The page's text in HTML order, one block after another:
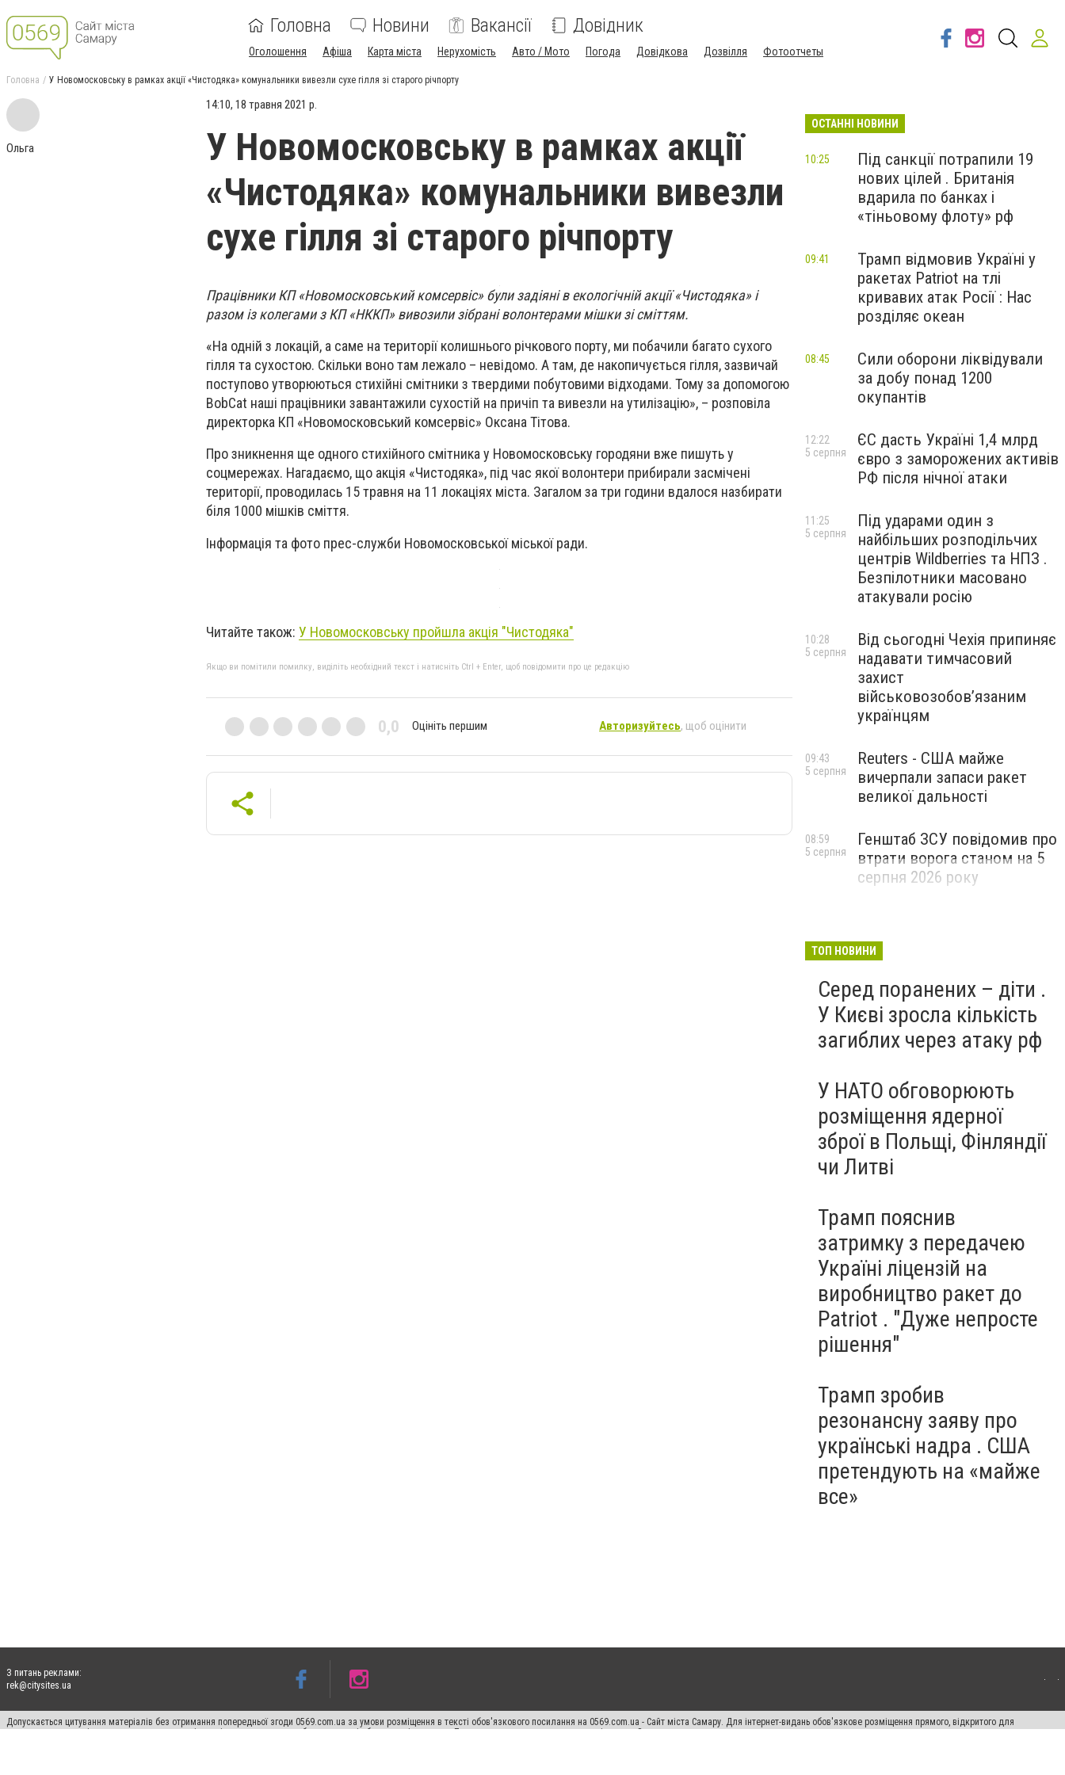
Головна Новини Вакансії Довідник
Оголошення Афіша Карта міста Нерухомість Авто / Мото Погода Довідкова Дозвілля Фотоотчеты
Головна У Новомосковську в рамках акції «Чистодяка» комунальники вивезли сухе гілля зі старого річпорту
Ольга
14:10, 18 травня 2021 р.
У Новомосковську в рамках акції
«Чистодяка» комунальники вивезли
сухе гілля зі старого річпорту
Працівники КП «Новомосковський комсервіс» були задіяні в екологічній акції «Чистодяка» і
разом із колегами з КП «НККП» вивозили зібрані волонтерами мішки зі сміттям.
«На одній з локацій, а саме на території колишнього річкового порту, ми побачили багато сухого
гілля та сухостою. Скільки воно там лежало – невідомо. А там, де накопичується гілля, зазвичай
поступово утворюються стихійні смітники з твердими побутовими відходами. Тому за допомогою
BobCat наші працівники завантажили сухостій на причіп та вивезли на утилізацію», – розповіла
директорка КП «Новомосковський комсервіс» Оксана Тітова.
Про зникнення ще одного стихійного смітника у Новомосковську городяни вже пишуть у
соцмережах. Нагадаємо, що акція «Чистодяка», під час якої волонтери прибирали засмічені
території, проводилась 15 травня на 11 локаціях міста. Загалом за три години вдалося назбирати
біля 1000 мішків сміття.
Інформація та фото прес-служби Новомосковської міської ради.
Читайте також: У Новомосковську пройшла акція "Чистодяка"
Якщо ви помітили помилку, виділіть необхідний текст і натисніть Ctrl + Enter, щоб повідомити про це редакцію
0,0 Оцініть першим Авторизуйтесь, щоб оцінити
ОСТАННІ НОВИНИ
Під санкції потрапили 19
нових цілей . Британія
вдарила по банках і
«тіньовому флоту» рф
10:25
Трамп відмовив Україні у
ракетах Patriot на тлі
кривавих атак Росії : Нас
розділяє океан
09:41
Сили оборони ліквідували
за добу понад 1200
окупантів
08:45
ЄС дасть Україні 1,4 млрд
євро з заморожених активів
РФ після нічної атаки
12:22
5 серпня
Під ударами один з
найбільших розподільчих
центрів Wildberries та НПЗ .
Безпілотники масовано
атакували росію
11:25
5 серпня
Від сьогодні Чехія припиняє
надавати тимчасовий
захист
військовозобов’язаним
українцям
10:28
5 серпня
Reuters - США майже
вичерпали запаси ракет
великої дальності
09:43
5 серпня
Генштаб ЗСУ повідомив про
втрати ворога станом на 5
серпня 2026 року
08:59
5 серпня
ТОП НОВИНИ
Серед поранених – діти .
У Києві зросла кількість
загиблих через атаку рф
У НАТО обговорюють
розміщення ядерної
зброї в Польщі, Фінляндії
чи Литві
Трамп пояснив
затримку з передачею
Україні ліцензій на
виробництво ракет до
Patriot . "Дуже непросте
рішення"
Трамп зробив
резонансну заяву про
українські надра . США
претендують на «майже
все»
З питань реклами:
rek@citysites.ua
Допускається цитування матеріалів без отримання попередньої згоди 0569.com.ua за умови розміщення в тексті обов'язкового посилання на 0569.com.ua - Сайт міста Самару. Для інтернет-видань обов'язкове розміщення прямого, відкритого для
пошукових систем гіперпосилання на цитовані статті не нижче другого абзацу в тексті або в якості джерела. Порушення виняткових прав переслідується Законом.